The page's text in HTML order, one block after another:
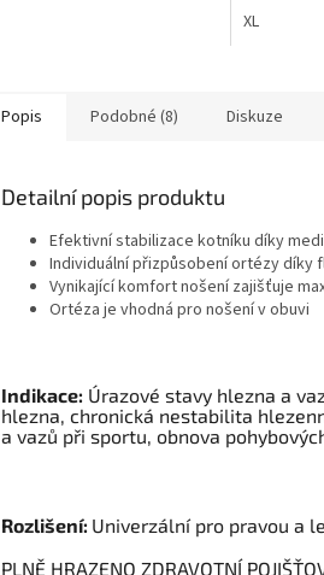
XL
Popis Podobné (8) Diskuze
Detailní popis produktu
Efektivní stabilizace kotníku díky
Individuální přizpůsobení ortézy díky
Vynikající komfort nošení zajišťuje
Ortéza je vhodná pro nošení v obuvi
Indikace: Úrazové stavy hlezna a
hlezna, chronická nestabilita
a vazů při sportu, obnova
Rozlišení: Univerzální pro pravou a
PLNĚ HRAZENO ZDRAVOTNÍ